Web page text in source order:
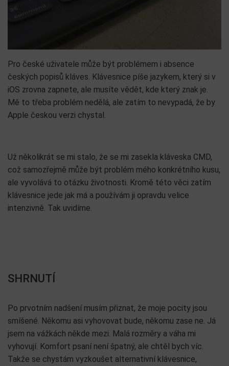
Pro české uživatele může být problémem i absence
českých popisů kláves. Klávesnice píše jazykem, který si v
iOS zrovna zapnete, ale musíte vědět, kde který znak je.
Mě to třeba problém nedělá, ale zatím to nevypadá, že by
Apple českou verzi chystal.
Už několikrát se mi stalo, že se mi zasekla kláveska CMD,
což samozřejmě může být problém mého konkrétního kusu,
ale vyvolává to otázku životnosti. Kromě této věci zatím
klávesnice jede jak má a používám ji opravdu velice
intenzivně. Tak uvidíme.
SHRNUTÍ
Po prvotním nadšení musím přiznat, že moje pocity jsou
smíšené. Někomu asi vyhovovat bude, někomu zase ne. Já
jsem na vážkách někde mezi. Malá rozměry a váha mi
vyhovují. Komfort psaní není špatný, ale chtěl bych víc.
Takže se chystám vyzkoušet alternativní klávesnice,